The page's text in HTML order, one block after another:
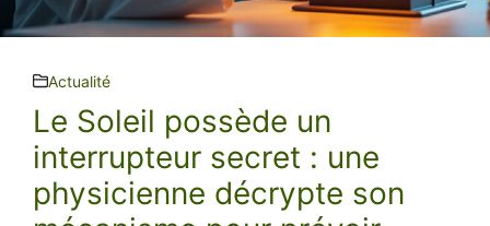
Actualité
Le Soleil possède un
interrupteur secret : une
physicienne décrypte son